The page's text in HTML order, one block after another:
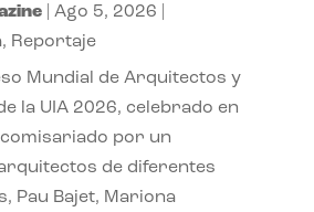
| Ago 5, 2026
, Reportaje
Mundial de Arquitectos y
la UIA 2026, celebrado en
por un
de diferentes
Pau Bajet, Mariona